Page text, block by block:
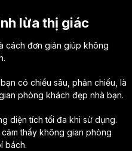
lừa thị giác
cách đơn giản giúp không
có chiều sâu, phản chiếu, là
phòng khách đẹp nhà bạn.
diện tích tối đa khi sử dụng.
thấy không gian phòng
bách.